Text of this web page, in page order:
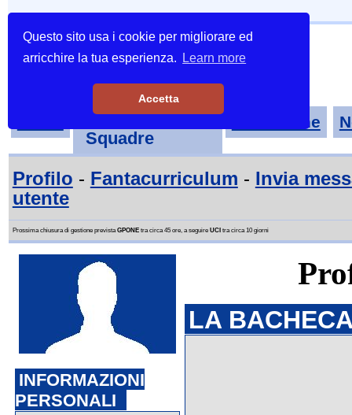
Questo sito usa i cookie per migliorare ed
arricchire la tua esperienza.
Learn more
Accetta
Tornei-
Squadre
Classifiche
Profilo - Fantacurriculum - Invia
utente
Prossima chiusura di gestione previstaGPONEtra circa 45 ore, a seguire UCI tra circa 10 giorni
INFORMAZIONI
PERSONALI
LA